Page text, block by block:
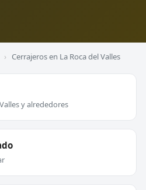
› Cerrajeros en La Roca del Valles
y alrededores